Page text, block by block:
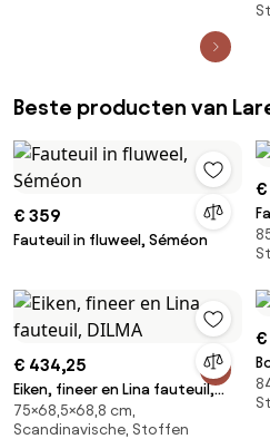
Beste producten van
€ 359
Fauteuil in fluweel, Séméon
€
€ 434,25
Eiken, fineer en Lina fauteuil,
DILMA
75×68,5×68,8 cm,
Scandinavische, Stoffen
€